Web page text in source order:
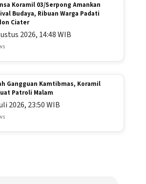
Koramil 03/Serpong Amankan
Budaya, Ribuan Warga Padati
Ciater
2026, 14:48 WIB
Gangguan Kamtibmas, Koramil
Patroli Malam
2026, 23:50 WIB